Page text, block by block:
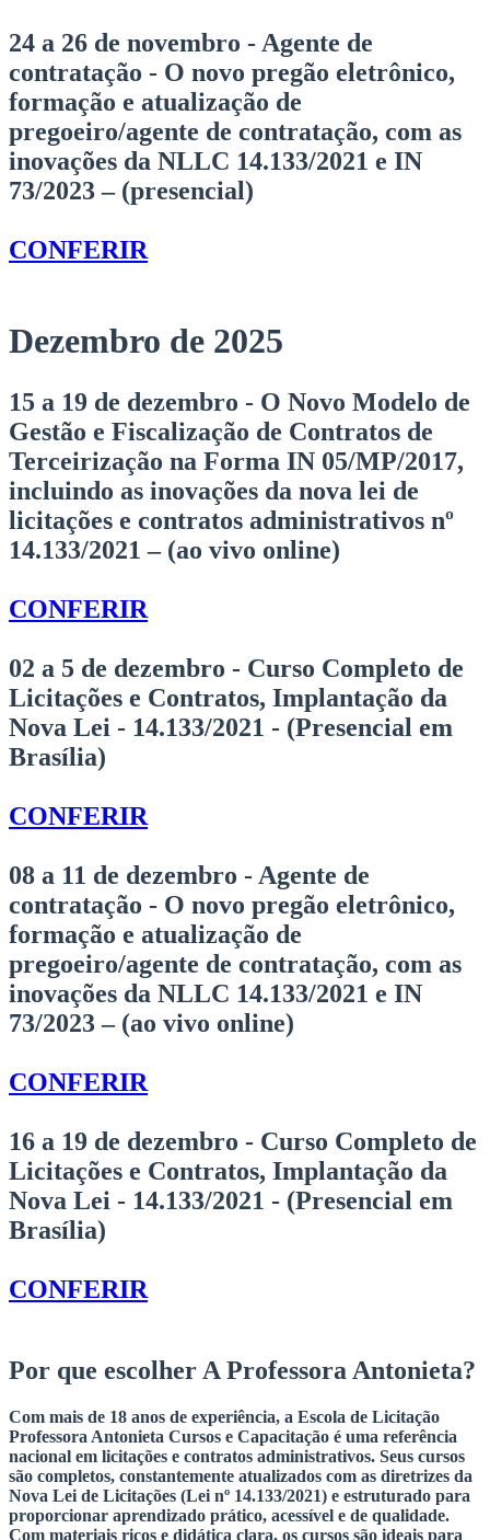
24 a 26 de novembro - Agente de
contratação - O novo pregão eletrônico,
formação e atualização de
pregoeiro/agente de contratação, com as
inovações da NLLC 14.133/2021 e IN
73/2023 – (presencial)
CONFERIR
Dezembro de 2025
15 a 19 de dezembro - O Novo Modelo de
Gestão e Fiscalização de Contratos de
Terceirização na Forma IN 05/MP/2017,
incluindo as inovações da nova lei de
licitações e contratos administrativos nº
14.133/2021 – (ao vivo online)
CONFERIR
02 a 5 de dezembro - Curso Completo de
Licitações e Contratos, Implantação da
Nova Lei - 14.133/2021 - (Presencial em
Brasília)
CONFERIR
08 a 11 de dezembro - Agente de
contratação - O novo pregão eletrônico,
formação e atualização de
pregoeiro/agente de contratação, com as
inovações da NLLC 14.133/2021 e IN
73/2023 – (ao vivo online)
CONFERIR
16 a 19 de dezembro - Curso Completo de
Licitações e Contratos, Implantação da
Nova Lei - 14.133/2021 - (Presencial em
Brasília)
CONFERIR
Por que escolher A Professora Antonieta?
Com mais de 18 anos de experiência, a Escola de Licitação
Professora Antonieta Cursos e Capacitação é uma referência
nacional em licitações e contratos administrativos. Seus cursos
são completos, constantemente atualizados com as diretrizes da
Nova Lei de Licitações (Lei nº 14.133/2021) e estruturado para
proporcionar aprendizado prático, acessível e de qualidade.
Com materiais ricos e didática clara, os cursos são ideais para